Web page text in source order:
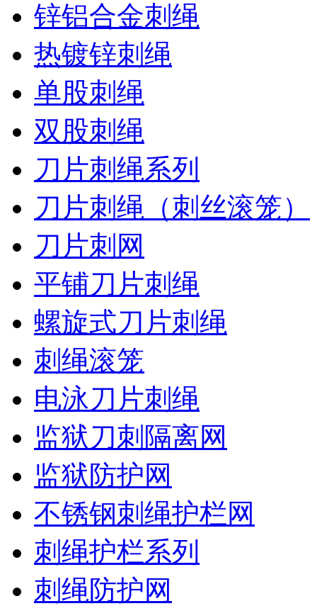
锌铝合金刺绳
热镀锌刺绳
单股刺绳
双股刺绳
刀片刺绳系列
刀片刺绳（刺丝滚笼）
刀片刺网
平铺刀片刺绳
螺旋式刀片刺绳
刺绳滚笼
电泳刀片刺绳
监狱刀刺隔离网
监狱防护网
不锈钢刺绳护栏网
刺绳护栏系列
刺绳防护网